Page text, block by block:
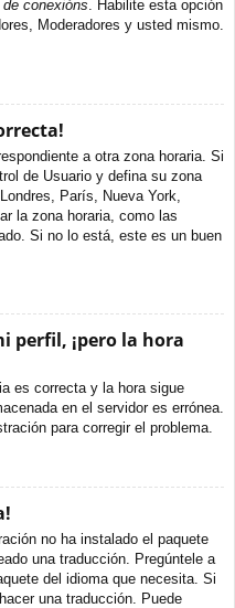
conexións. Habilite esta opción
Moderadores y usted mismo.
a otra zona horaria. Si
de Usuario y defina su zona
París, Nueva York,
la zona horaria, como las
Si no lo está, este es un buen
perfil, ¡pero la hora
es correcta y la hora sigue
en el servidor es errónea.
para corregir el problema.
no ha instalado el paquete
una traducción. Pregúntele a
del idioma que necesita. Si
una traducción. Puede